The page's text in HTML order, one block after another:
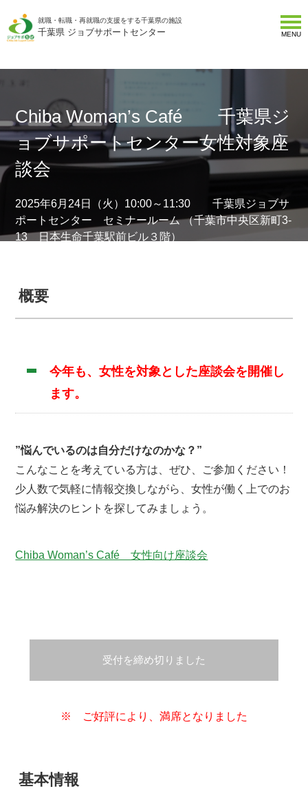
就職・転職・再就職の支援をする千葉県の施設
千葉県 ジョブサポートセンター MENU
Chiba Woman’s Café 千葉県ジ
ョブサポートセンター女性対象座
談会
2025年6月24日（火）10:00～11:30 千葉県ジョブサ
ポートセンター セミナールーム （千葉市中央区新町3-
13 日本生命千葉駅前ビル３階）
概要
今年も、女性を対象とした座談会を開催し
ます。
”悩んでいるのは自分だけなのかな？”
こんなことを考えている方は、ぜひ、ご参加ください！
少人数で気軽に情報交換しながら、女性が働く上でのお
悩み解決のヒントを探してみましょう。
Chiba Woman’s Café 女性向け座談会
受付を締め切りました
※ ご好評により、満席となりました
基本情報